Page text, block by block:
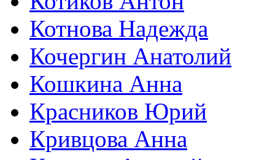
Котнова Надежда
Кочергин Анатолий
Кошкина Анна
Красников Юрий
Кривцова Анна